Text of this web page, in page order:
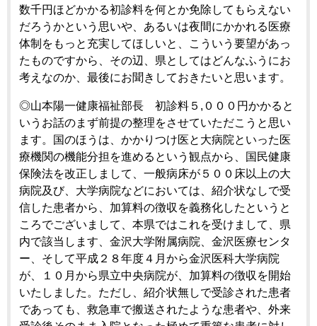
数千円ほどかかる初診料を何とか免除してもらえない
だろうかという思いや、あるいは夜間にかかれる医療
体制をもっと充実してほしいと、こういう要望があっ
たものですから、その辺、県としてはどんなふうにお
考えなのか、最後にお聞きしておきたいと思います。
◎山本陽一健康福祉部長 初診料５,０００円かかると
いうお話のまず前提の整理をさせていただこうと思い
ます。国のほうは、かかりつけ医と大病院といった医
療機関の機能分担を進めるという観点から、国民健康
保険法を改正しまして、一般病床が５００床以上の大
病院及び、大学病院などにおいては、紹介状なしで受
信した患者から、加算料の徴収を義務化したというと
ころでございまして、本県ではこれを受けまして、県
内で該当します、金沢大学附属病院、金沢医療センタ
ー、そして平成２８年度４月から金沢医科大学病院
が、１０月から県立中央病院が、加算料の徴収を開始
いたしました。ただし、紹介状無しで受診された患者
であっても、救急車で搬送されたような患者や、外来